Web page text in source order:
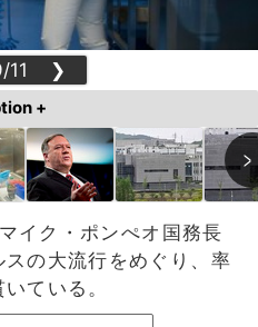
11 ❯
+
イク・ポンぺオ国務長
の大流行をめぐり、率
ている。